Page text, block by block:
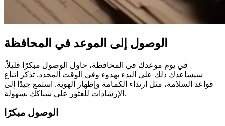
الوصول إلى الموعد في المحافظة
في يوم موعدك في المحافظة، حاول الوصول مبكرًا قليلاً.
سيساعدك ذلك على البدء بهدوء وفي الوقت المحدد. تذكر اتباع
قواعد السلامة، مثل ارتداء الكمامة وإظهار الهوية. استمع جيدًا إلى
الإرشادات للعثور على شباكك بسهولة.
الوصول مبكرًا